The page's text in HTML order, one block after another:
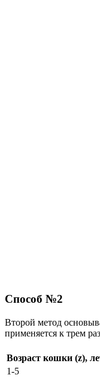
Способ №2
Второй метод
применяется к трем
Возраст кошки (z),
1-5